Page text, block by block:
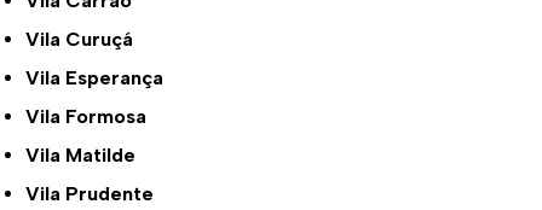
Vila Curuçá
Vila Esperança
Vila Formosa
Vila Matilde
Vila Prudente